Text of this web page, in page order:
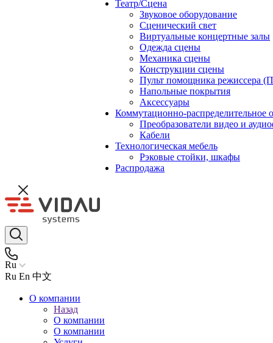
Театр/Сцена
Звуковое оборудование
Сценический свет
Виртуальные концертные залы
Одежда сцены
Механика сцены
Конструкции сцены
Пульт помощника режиссера
Напольные покрытия
Аксессуары
Коммутационно-распределительное
Преобразователи видео и
Кабели
Технологическая мебель
Рэковые стойки, шкафы
Распродажа
Ru
Ru En 中文
О компании
Назад
О компании
О компании